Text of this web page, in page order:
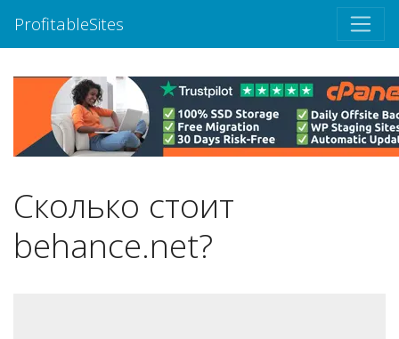
ProfitableSites
Сколько стоит
behance.net?